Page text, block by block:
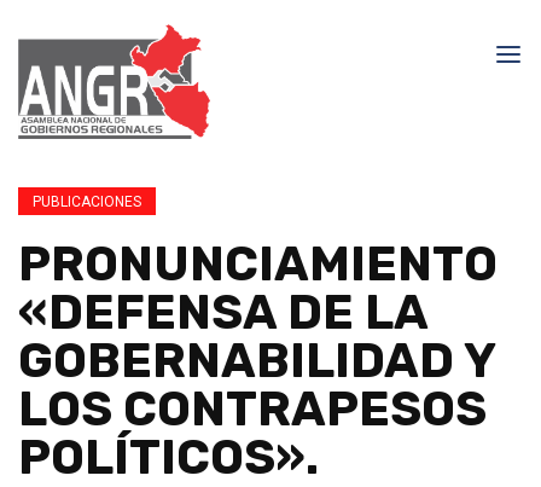
PUBLICACIONES
PRONUNCIAMIENTO
«DEFENSA DE LA
GOBERNABILIDAD Y
LOS CONTRAPESOS
POLÍTICOS».